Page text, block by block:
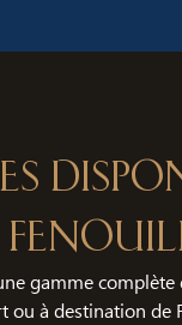
gamme
ou à destination